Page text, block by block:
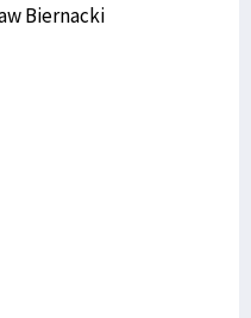
Biernacki